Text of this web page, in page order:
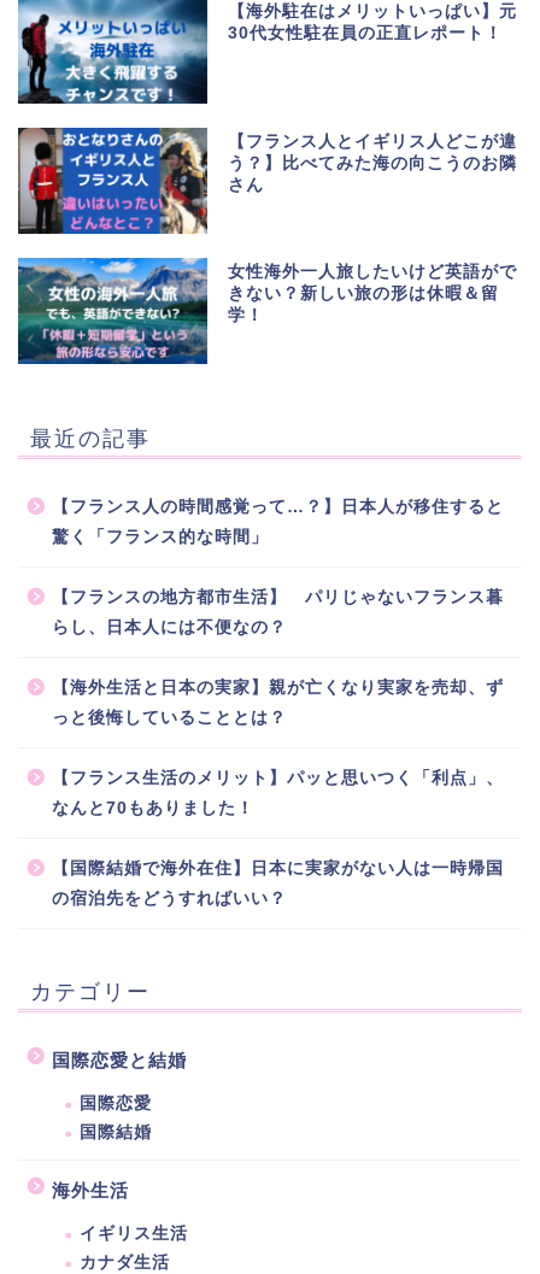
【海外駐在はメリットいっぱい】元
30代女性駐在員の正直レポート！
【フランス人とイギリス人どこが違
う？】比べてみた海の向こうのお隣
さん
女性海外一人旅したいけど英語がで
きない？新しい旅の形は休暇＆留
学！
最近の記事
【フランス人の時間感覚って…？】日本人が移住すると
驚く「フランス的な時間」
【フランスの地方都市生活】 パリじゃないフランス暮
らし、日本人には不便なの？
【海外生活と日本の実家】親が亡くなり実家を売却、ず
っと後悔していることとは？
【フランス生活のメリット】パッと思いつく「利点」、
なんと70もありました！
【国際結婚で海外在住】日本に実家がない人は一時帰国
の宿泊先をどうすればいい？
カテゴリー
国際恋愛と結婚
国際恋愛
国際結婚
海外生活
イギリス生活
カナダ生活